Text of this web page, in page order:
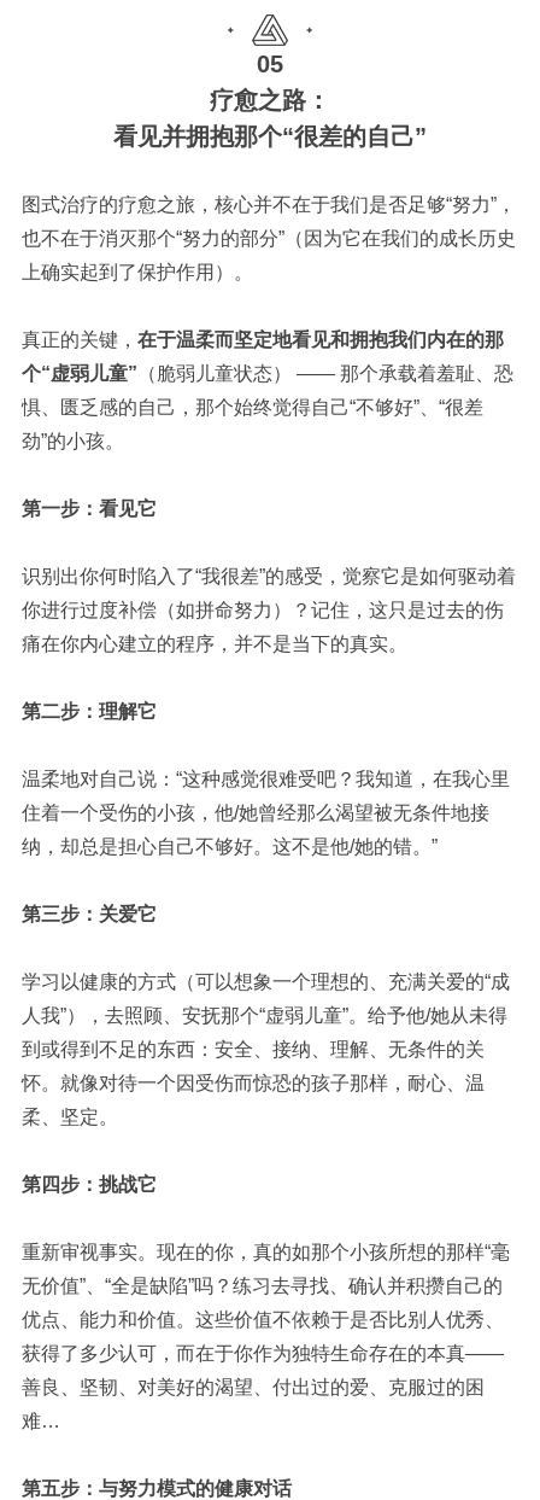
05
疗愈之路：
看见并拥抱那个“很差的自己”
图式治疗的疗愈之旅，核心并不在于我们是否足够“努力”，
也不在于消灭那个“努力的部分”（因为它在我们的成长历史
上确实起到了保护作用）。
真正的关键， 在于温柔而坚定地看见和拥抱我们内在的那
个“虚弱儿童” （脆弱儿童状态） —— 那个承载着羞耻、恐
惧、匮乏感的自己，那个始终觉得自己“不够好”、“很差
劲”的小孩。
第一步：看见它
识别出你何时陷入了“我很差”的感受，觉察它是如何驱动着
你进行过度补偿（如拼命努力）？记住，这只是过去的伤
痛在你内心建立的程序，并不是当下的真实。
第二步：理解它
温柔地对自己说：“这种感觉很难受吧？我知道，在我心里
住着一个受伤的小孩，他/她曾经那么渴望被无条件地接
纳，却总是担心自己不够好。这不是他/她的错。”
第三步：关爱它
学习以健康的方式（可以想象一个理想的、充满关爱的“成
人我”），去照顾、安抚那个“虚弱儿童”。给予他/她从未得
到或得到不足的东西：安全、接纳、理解、无条件的关
怀。就像对待一个因受伤而惊恐的孩子那样，耐心、温
柔、坚定。
第四步：挑战它
重新审视事实。现在的你，真的如那个小孩所想的那样“毫
无价值”、“全是缺陷”吗？练习去寻找、确认并积攒自己的
优点、能力和价值。这些价值不依赖于是否比别人优秀、
获得了多少认可，而在于你作为独特生命存在的本真——
善良、坚韧、对美好的渴望、付出过的爱、克服过的困
难…
第五步：与努力模式的健康对话